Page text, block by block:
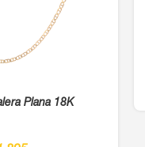
Plana 18K